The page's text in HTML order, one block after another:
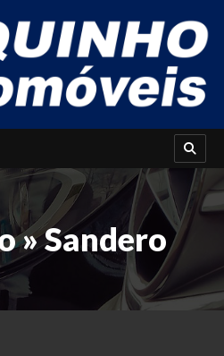
» Sandero